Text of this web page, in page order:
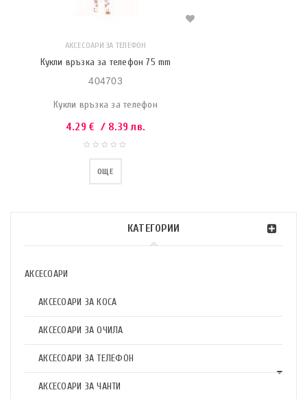
КАТЕГОРИИ
АКСЕСОАРИ
АКСЕСОАРИ ЗА КОСА
АКСЕСОАРИ ЗА ОЧИЛА
АКСЕСОАРИ ЗА ТЕЛЕФОН
АКСЕСОАРИ ЗА ЧАНТИ
АКСЕСОАРИ ЗА ТЕЛЕФОН
Кукли връзка за телефон 75 mm
404703
Кукли връзка за телефон
4.29€ / 8.39 лв.
ОЩЕ